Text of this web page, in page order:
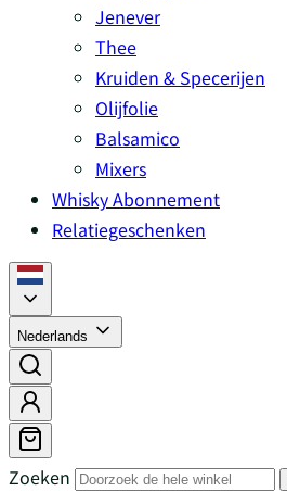
Jenever
Thee
Kruiden & Specerijen
Olijfolie
Balsamico
Mixers
Whisky Abonnement
Relatiegeschenken
Nederlands
Zoeken